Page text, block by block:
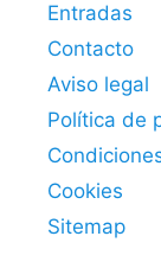
Entradas
Contacto
Aviso legal
Política de
Cookies
Sitemap